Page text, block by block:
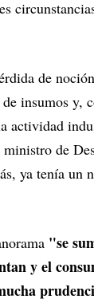
de
insumos y,
actividad
de
ya tenía un
"se
y el